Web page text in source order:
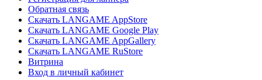
Обратная связь
Скачать LANGAME AppStore
Скачать LANGAME Google Play
Скачать LANGAME AppGallery
Скачать LANGAME RuStore
Витрина
Вход в личный кабинет